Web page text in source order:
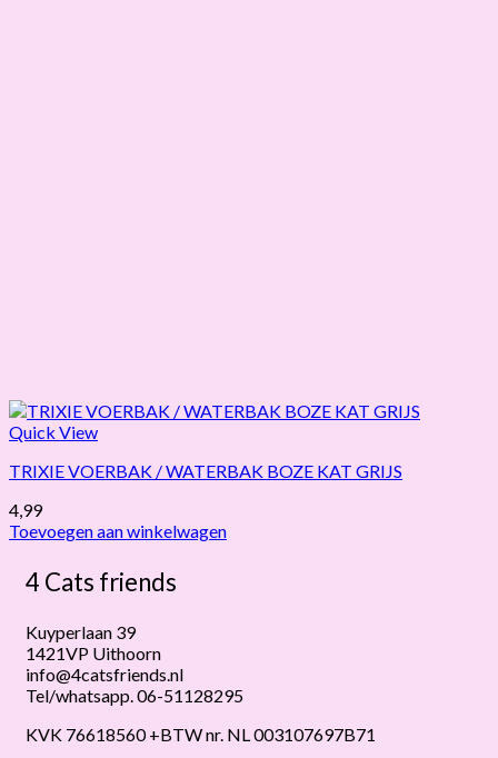
Quick View
TRIXIE VOERBAK / WATERBAK BOZE KAT GRIJS
4,99
Toevoegen aan winkelwagen
4 Cats friends
Kuyperlaan 39
1421VP Uithoorn
info@4catsfriends.nl
Tel/whatsapp. 06-51128295
KVK 76618560 +BTW nr. NL 003107697B71